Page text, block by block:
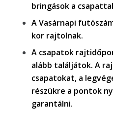
bringások a
A Vasárnapi
kor rajtolnak.
A csapatok
alább találjátok. A
csapatokat, a
részükre a pontok
garantálni.